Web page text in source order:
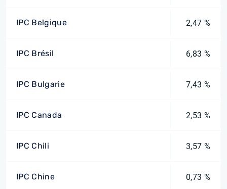
IPC Belgique 2,47 %
IPC Brésil 6,83 %
IPC Bulgarie 7,43 %
IPC Canada 2,53 %
IPC Chili 3,57 %
IPC Chine 0,73 %